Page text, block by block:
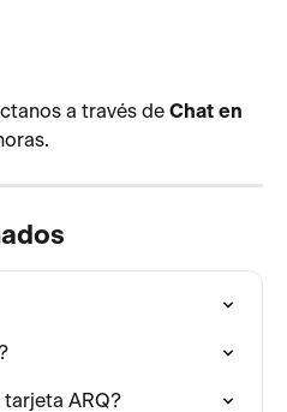
a través de Chat en
tarjeta ARQ?